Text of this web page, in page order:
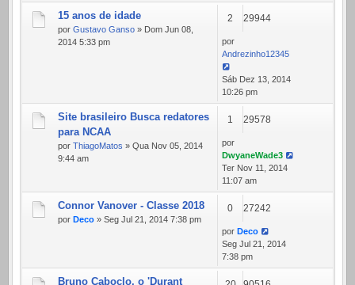
15 anos de idade
por Gustavo Ganso » Dom Jun 08,
2014 5:33 pm
2 29944
por
Andrezinho12345
Sáb Dez 13, 2014
10:26 pm
Site brasileiro Busca redatores
para NCAA
por ThiagoMatos » Qua Nov 05, 2014
9:44 am
1 29578
por
DwyaneWade3
Ter Nov 11, 2014
11:07 am
Connor Vanover - Classe 2018
por Deco » Seg Jul 21, 2014 7:38 pm
0 27242
por Deco
Seg Jul 21, 2014
7:38 pm
Bruno Caboclo, o 'Durant